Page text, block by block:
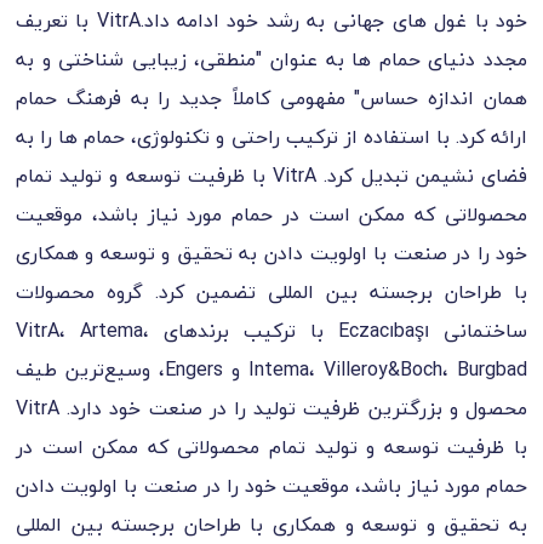
خود با غول های جهانی به رشد خود ادامه داد.VitrA با تعریف
مجدد دنیای حمام ها به عنوان "منطقی، زیبایی شناختی و به
همان اندازه حساس" مفهومی کاملاً جدید را به فرهنگ حمام
ارائه کرد. با استفاده از ترکیب راحتی و تکنولوژی، حمام ها را به
فضای نشیمن تبدیل کرد. VitrA با ظرفیت توسعه و تولید تمام
محصولاتی که ممکن است در حمام مورد نیاز باشد، موقعیت
خود را در صنعت با اولویت دادن به تحقیق و توسعه و همکاری
با طراحان برجسته بین المللی تضمین کرد. گروه محصولات
ساختمانی Eczacıbaşı با ترکیب برندهای VitrA، Artema،
Intema، Villeroy&Boch، Burgbad و Engers، وسیع‌ترین طیف
محصول و بزرگترین ظرفیت تولید را در صنعت خود دارد. VitrA
با ظرفیت توسعه و تولید تمام محصولاتی که ممکن است در
حمام مورد نیاز باشد، موقعیت خود را در صنعت با اولویت دادن
به تحقیق و توسعه و همکاری با طراحان برجسته بین المللی